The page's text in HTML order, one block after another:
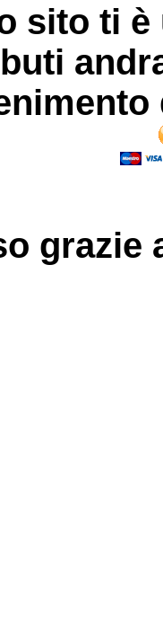
sito ti
grazie